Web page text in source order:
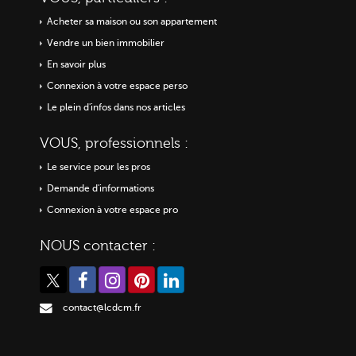
Acheter sa maison ou son appartement
Vendre un bien immobilier
En savoir plus
Connexion à votre espace perso
Le plein d'infos dans nos articles
VOUS, professionnels :
Le service pour les pros
Demande d'informations
Connexion à votre espace pro
NOUS contacter :
contact@lcdcm.fr